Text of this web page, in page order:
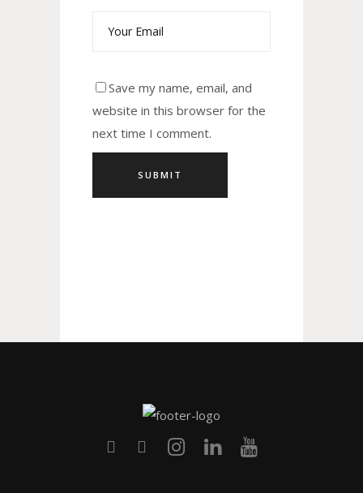
Save my name, email, and
website in this browser for the
next time I comment.